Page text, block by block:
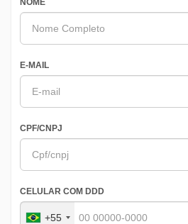
NOME
E-MAIL
CPF/CNPJ
CELULAR COM DDD
+55